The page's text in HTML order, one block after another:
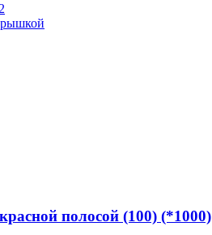
полосой (100) (*1000)